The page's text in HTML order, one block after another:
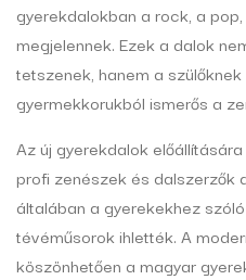
gyerekdalokban a rock, a
megjelennek. Ezek a dalok
tetszenek, hanem a
gyermekkorukból ismerős a
Az új gyerekdalok
profi zenészek és dalszerzők
általában a gyerekekhez
tévéműsorok ihlették. A
köszönhetően a magyar